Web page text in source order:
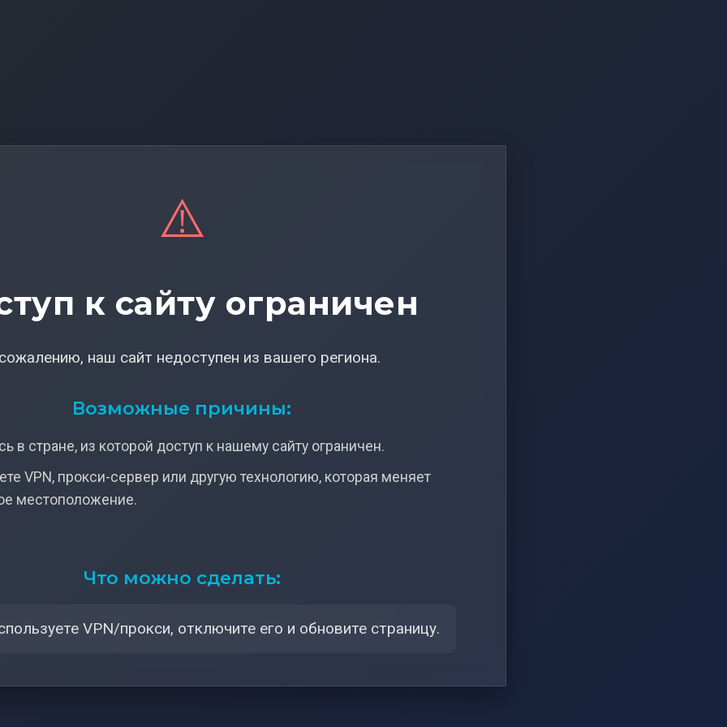
⚠️
к сайту ограничен
наш сайт недоступен из вашего региона.
Возможные причины:
в стране, из которой доступ к нашему сайту ограничен.
VPN, прокси-сервер или другую технологию, которая меняет
местоположение.
Что можно сделать:
VPN/прокси, отключите его и обновите страницу.